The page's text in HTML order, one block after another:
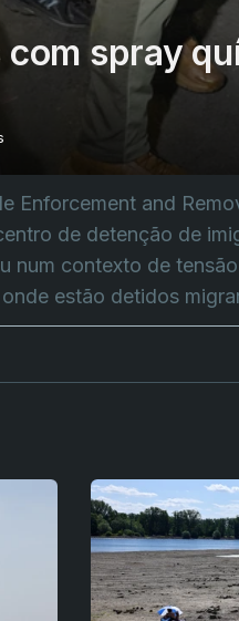
spray
Enforcement and
de detenção de
num contexto de
estão detidos